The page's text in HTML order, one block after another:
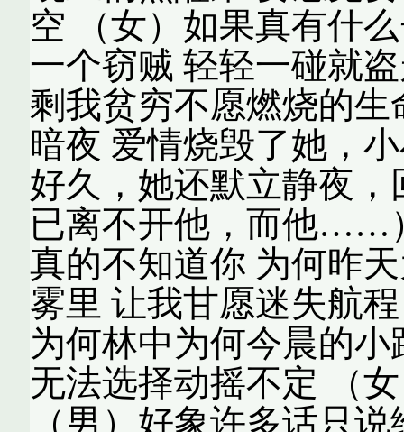
空 （女）如果真有什
一个窃贼 轻轻一碰就
剩我贫穷不愿燃烧的
暗夜 爱情烧毁了她，
好久，她还默立静夜
已离不开他，而他……
真的不知道你 为何昨
雾里 让我甘愿迷失航
为何林中为何今晨的
无法选择动摇不定 （
（男）好象许多话只